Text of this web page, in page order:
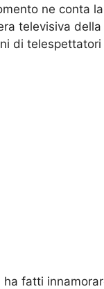
ne conta
televisiva
di
fatti